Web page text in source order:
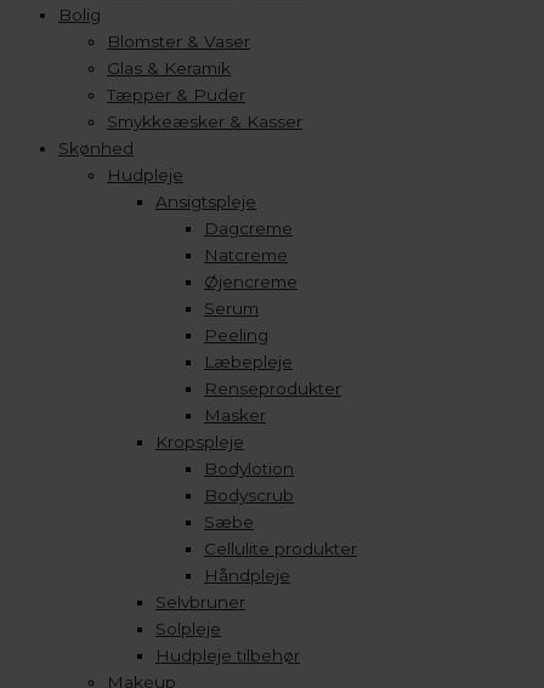
Bolig
Blomster & Vaser
Glas & Keramik
Tæpper & Puder
Smykkeæsker & Kasser
Skønhed
Hudpleje
Ansigtspleje
Dagcreme
Natcreme
Øjencreme
Serum
Peeling
Læbepleje
Renseprodukter
Masker
Kropspleje
Bodylotion
Bodyscrub
Sæbe
Cellulite produkter
Håndpleje
Selvbruner
Solpleje
Hudpleje tilbehør
Makeup